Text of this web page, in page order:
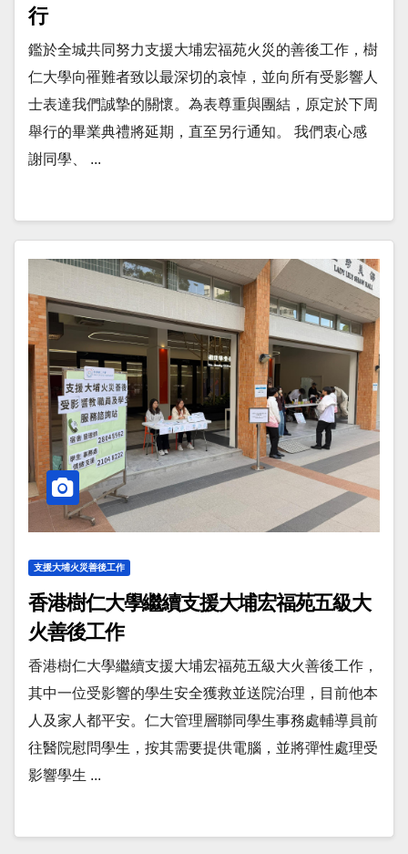
行
鑑於全城共同努力支援大埔宏福苑火災的善後工作，樹
仁大學向罹難者致以最深切的哀悼，並向所有受影響人
士表達我們誠摯的關懷。為表尊重與團結，原定於下周
舉行的畢業典禮將延期，直至另行通知。 我們衷心感
謝同學、 ...
支援大埔火災善後工作
香港樹仁大學繼續支援大埔宏福苑五級大
火善後工作
香港樹仁大學繼續支援大埔宏福苑五級大火善後工作，
其中一位受影響的學生安全獲救並送院治理，目前他本
人及家人都平安。仁大管理層聯同學生事務處輔導員前
往醫院慰問學生，按其需要提供電腦，並將彈性處理受
影響學生 ...